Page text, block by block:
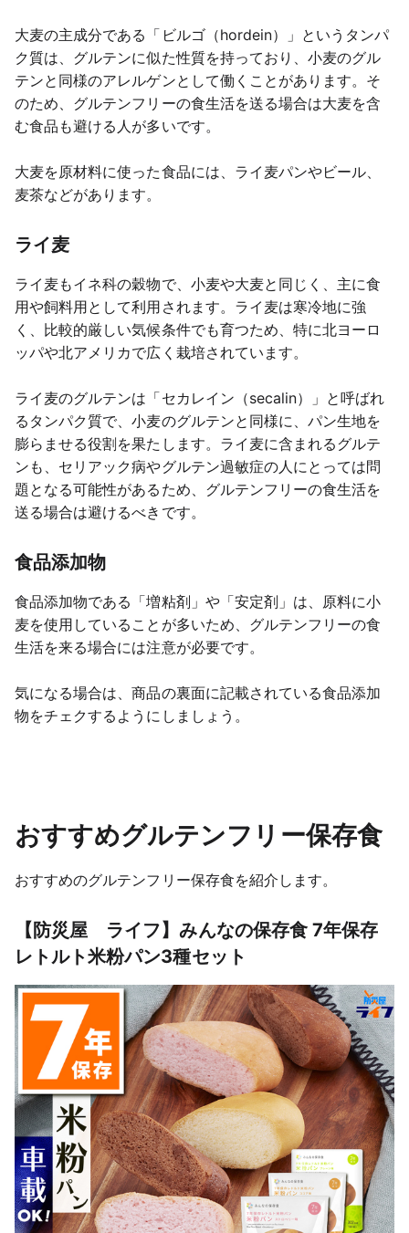
大麦の主成分である「ビルゴ（hordein）」というタンパ
ク質は、グルテンに似た性質を持っており、小麦のグル
テンと同様のアレルゲンとして働くことがあります。そ
のため、グルテンフリーの食生活を送る場合は大麦を含
む食品も避ける人が多いです。
大麦を原材料に使った食品には、ライ麦パンやビール、
麦茶などがあります。
ライ麦
ライ麦もイネ科の穀物で、小麦や大麦と同じく、主に食
用や飼料用として利用されます。ライ麦は寒冷地に強
く、比較的厳しい気候条件でも育つため、特に北ヨーロ
ッパや北アメリカで広く栽培されています。
ライ麦のグルテンは「セカレイン（secalin）」と呼ばれ
るタンパク質で、小麦のグルテンと同様に、パン生地を
膨らませる役割を果たします。ライ麦に含まれるグルテ
ンも、セリアック病やグルテン過敏症の人にとっては問
題となる可能性があるため、グルテンフリーの食生活を
送る場合は避けるべきです。
食品添加物
食品添加物である「増粘剤」や「安定剤」は、原料に小
麦を使用していることが多いため、グルテンフリーの食
生活を来る場合には注意が必要です。
気になる場合は、商品の裏面に記載されている食品添加
物をチェクするようにしましょう。
おすすめグルテンフリー保存食
おすすめのグルテンフリー保存食を紹介します。
【防災屋　ライフ】みんなの保存食 7年保存
レトルト米粉パン3種セット